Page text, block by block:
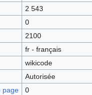
2 543
0
2100
fr - français
wikicode
Autorisée
page
0